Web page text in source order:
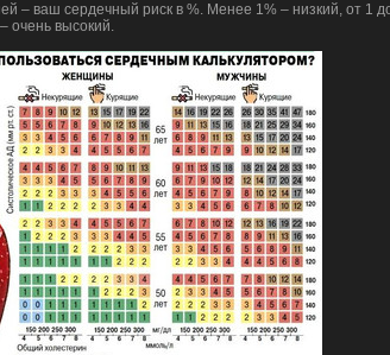
– ваш сердечный риск в %. Менее 1% – низкий, от 1
очень высокий.